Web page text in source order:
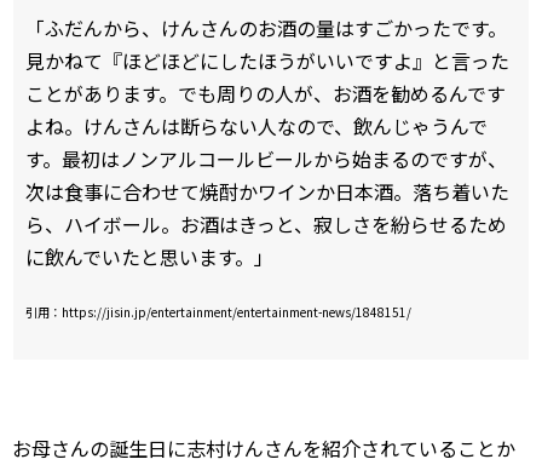
「ふだんから、けんさんのお酒の量はすごかったです。
見かねて『ほどほどにしたほうがいいですよ』と言った
ことがあります。でも周りの人が、お酒を勧めるんです
よね。けんさんは断らない人なので、飲んじゃうんで
す。最初はノンアルコールビールから始まるのですが、
次は食事に合わせて焼酎かワインか日本酒。落ち着いた
ら、ハイボール。お酒はきっと、寂しさを紛らせるため
に飲んでいたと思います。」
引用：https://jisin.jp/entertainment/entertainment-news/1848151/
お母さんの誕生日に志村けんさんを紹介されていることか